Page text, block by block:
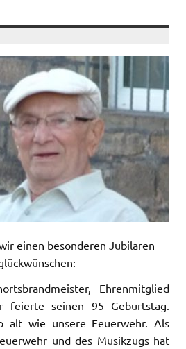
einen besonderen Jubilaren
Ehrenmitglied
feierte seinen 95 Geburtstag.
alt wie unsere Feuerwehr. Als
und des Musikzugs hat